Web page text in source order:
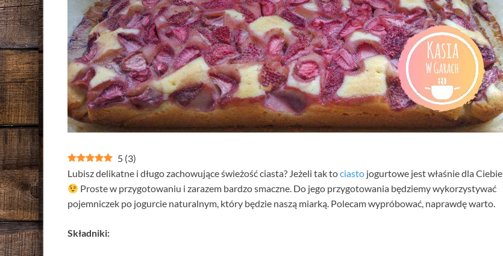
5 (3)
Lubisz delikatne i długo zachowujące świeżość ciasta? Jeżeli tak tociasto jogurtowe jest właśnie dla Ciebie
Proste w przygotowaniu i zarazem bardzo smaczne. Do jego przygotowania będziemy wykorzystywać
pojemniczek po jogurcie naturalnym, który będzie naszą miarką. Polecam wypróbować, naprawdę warto.
Składniki: